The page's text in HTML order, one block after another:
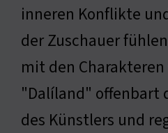
inneren Konflikte
der Zuschauer
mit den
"Dalíland" offenbart
des Künstlers und